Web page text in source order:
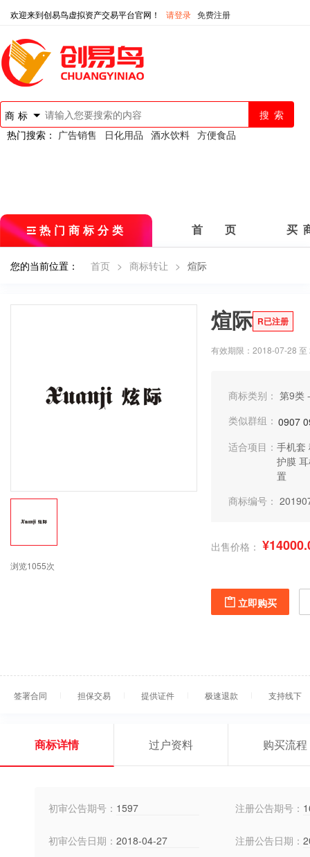
欢迎来到创易鸟虚拟资产交易平台官网！ 请登录 免费注册
商标
热门搜索： 广告销售 日化用品 酒水饮料 方便食品
热门商标分类 首 页 买
您的当前位置： 首页 > 商标转让 > 煊际
浏览1055次
煊际 R已注册
有效期限：2018-07-28
商标类别： 第9类
类似群组： 0907
适合项目： 手机套
护膜
置
商标编号：
出售价格：
立即购买
签署合同 担保交易 提供证件 极速退款 支持线下
商标详情 过户资料 购买流程
初审公告期号： 1597 注册公告期号：
初审公告日期： 2018-04-27 注册公告日期：